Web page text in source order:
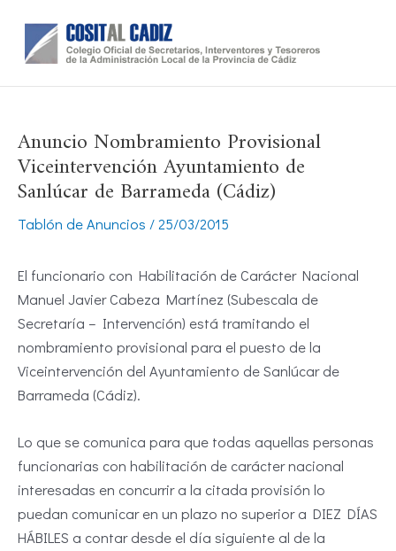
contenido
Anuncio Nombramiento Provisional
Viceintervención Ayuntamiento de
Sanlúcar de Barrameda (Cádiz)
Tablón de Anuncios /25/03/2015
El funcionario con Habilitación de Carácter Nacional
Manuel Javier Cabeza Martínez (Subescala de
Secretaría – Intervención) está tramitando el
nombramiento provisional para el puesto de la
Viceintervención del Ayuntamiento de Sanlúcar de
Barrameda (Cádiz).
Lo que se comunica para que todas aquellas personas
funcionarias con habilitación de carácter nacional
interesadas en concurrir a la citada provisión lo
puedan comunicar en un plazo no superior a DIEZ DÍAS
HÁBILES a contar desde el día siguiente al de la